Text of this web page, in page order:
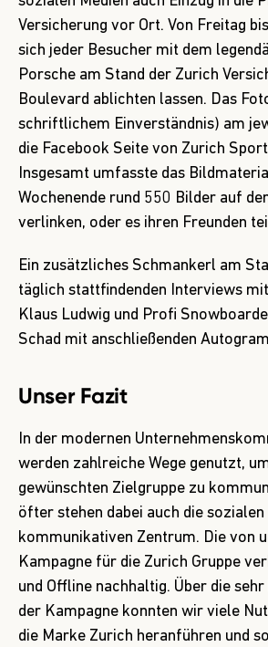
Versicherung vor Ort. Von Freitag
sich jeder Besucher mit dem
Porsche am Stand der Zurich
Boulevard ablichten lassen. Das
schriftlichem Einverständnis) am
die Facebook Seite von Zurich
Insgesamt umfasste das
Wochenende rund 550 Bilder auf
verlinken, oder es ihren Freunden
Ein zusätzliches Schmankerl am
täglich stattfindenden Interviews
Klaus Ludwig und Profi
Schad mit anschließenden
Unser Fazit
In der modernen
werden zahlreiche Wege genutzt,
gewünschten Zielgruppe zu
öfter stehen dabei auch die sozialen
kommunikativen Zentrum. Die von
Kampagne für die Zurich Gruppe
und Offline nachhaltig. Über die
der Kampagne konnten wir viele
die Marke Zurich heranführen und